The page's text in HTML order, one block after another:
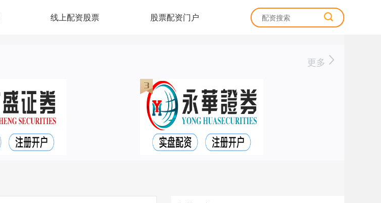
线上配资股票 股票配资门户
更多